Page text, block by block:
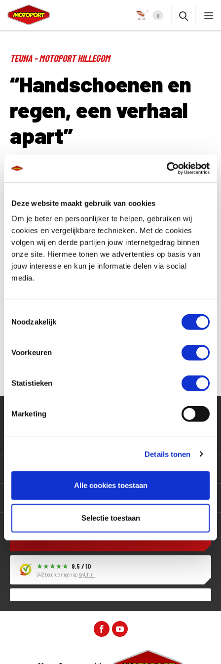
Deze website maakt gebruik van cookies
Om je beter en persoonlijker te helpen, gebruiken wij
cookies en vergelijkbare technieken. Met de cookies
volgen wij en derde partijen jouw internetgedrag binnen
onze site. Hiermee tonen we advertenties op basis van
jouw interesse en kun je informatie delen via social
media.
Noodzakelijk
Voorkeuren
Statistieken
Marketing
Details tonen
Alle cookies toestaan
Selectie toestaan
0
TEUNA - MOTOPORT HILLEGOM
“Handschoenen en
regen, een verhaal
apart”
Gore-Tex staat qua ademende eigenschappen op eenzame hoogte. Het
is dus ideaal voor het waterdicht maken van handschoenen.
Een probleem dat daarbij kan optreden is, dat de binnenvoering bij nat
weer aan je vingers blijft plakken als je je handschoen uittrekt. Dan zit
de binnenhandschoen binnenstebuiten en krijg je de handschoen niet
meer aan. MotoPort introduceerde daarvoor eerder al de X-TRAFIT-
technologie, waarbij de voering en de Gore-Tex binnenhandschoen bij
de vingertoppen vastzitten. De overtreffende trap daarvan is + Gore Grip
positie” en biedt de handschoen bovendien een goede en prettige grip
DANE + Gore Grip handschoenen
zijn bij MotoPort verkrijgbaar vanaf €
Klantenservice
Motoren
Producten
Services
9,5 / 10
3412 beoordelingen op KiyOh.nl